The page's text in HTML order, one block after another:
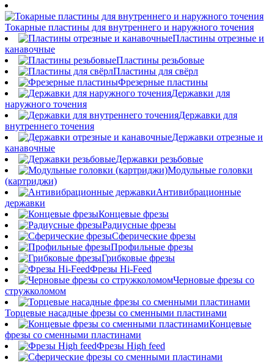
Токарные пластины для внутреннего и наружного точения
Пластины отрезные и
канавочные
Пластины резьбовые
Пластины для свёрл
Фрезерные пластины
Державки для
наружного точения
Державки для
внутреннего точения
Державки отрезные и
канавочные
Державки резьбовые
Модульные головки
(картриджи)
Антивибрационные
державки
Концевые фрезы
Радиусные фрезы
Сферические фрезы
Профильные фрезы
Грибковые фрезы
Фрезы Hi-Feed
Черновые фрезы со
стружколомом
Торцевые насадные фрезы со сменными пластинами
Концевые
фрезы со сменными пластинами
Фрезы High feed